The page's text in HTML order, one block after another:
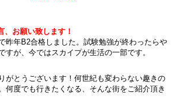
、お願い致します！
昨年B2合格しました。試験勉強が終わったらや
すが、今ではスカイプが生活の一部です。
がとうございます！何世紀も変わらない趣きの
何度でも行きたくなる、そんな街をご紹介頂き